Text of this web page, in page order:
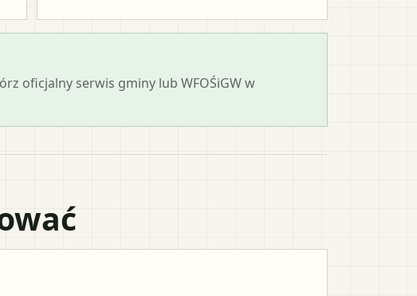
oficjalny serwis gminy lub WFOŚiGW w